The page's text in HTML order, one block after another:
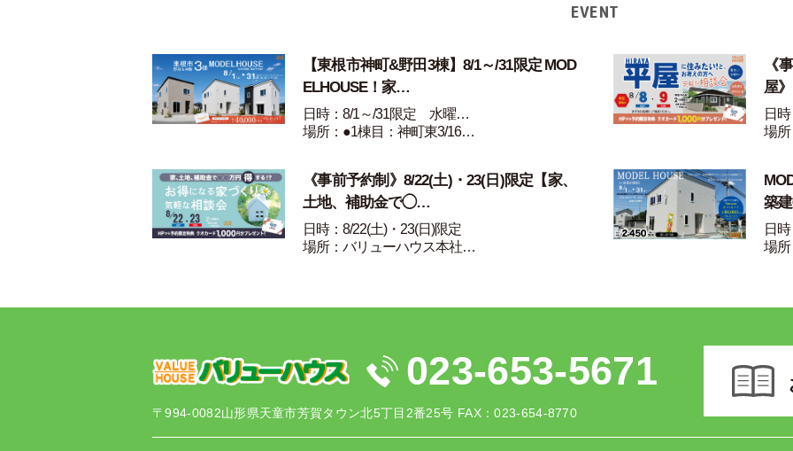
EVENT
【東根市神町&野田3棟】8/1～/31限定 MOD
ELHOUSE！家…
日時：8/1～/31限定 水曜…
場所：●1棟目：神町東3/16…
《
屋
日
場
《事前予約制》8/22(土)・23(日)限定【家、
土地、補助金で◯…
日時：8/22(土)・23(日)限定
場所：バリューハウス本社…
築
日
場
〒994-0082山形県天童市芳賀タウン北5丁目2番25号 FAX：023-654-8770
023-653-5671